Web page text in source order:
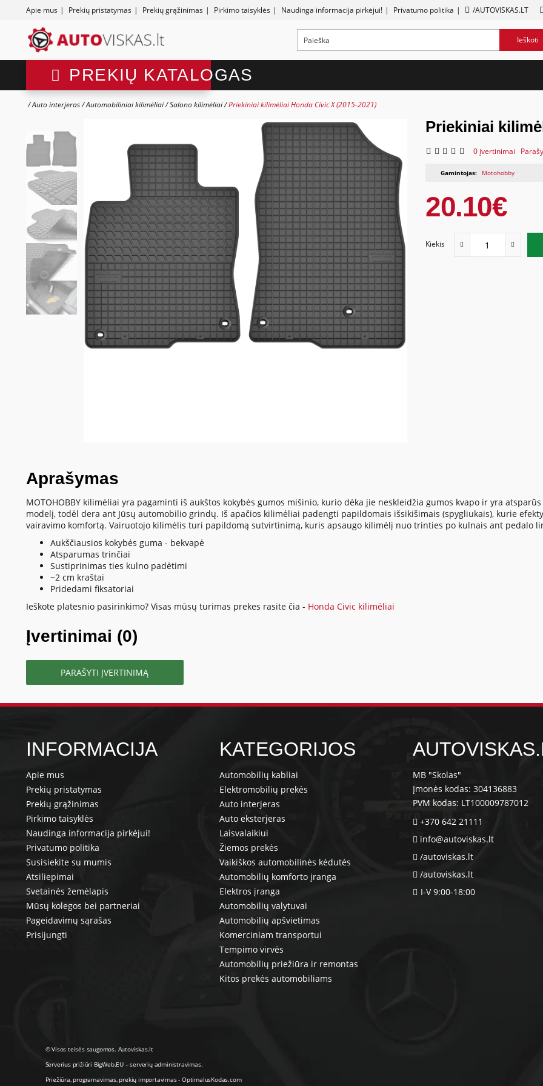
Apie mus | Prekių pristatymas | Prekių grąžinimas | Pirkimo taisyklės | Naudinga informacija pirkėjui! | Privatumo politika | /AUTOVISKAS.LT
Ieškoti
PREKIŲ KATALOGAS
Auto interjeras Automobiliniai kilimėliai Salono kilimėliai Priekiniai kilimėliai Honda Civic X (2015-2021)
Priekiniai
0 įvertinimai
Gamintojas: Motohobby
20.10€
Kiekis
Aprašymas
MOTOHOBBY kilimėliai yra pagaminti iš aukštos kokybės gumos mišinio, kurio dėka jie neskleidžia gumos kvapo ir yra
modelį, todėl dera ant Jūsų automobilio grindų. Iš apačios kilimėliai padengti papildomais išsikišimais (spygliukais), kurie
vairavimo komfortą. Vairuotojo kilimėlis turi papildomą sutvirtinimą, kuris apsaugo kilimėlį nuo trinties po kulnais ant pedalo
Aukščiausios kokybės guma - bekvapė
Atsparumas trinčiai
Sustiprinimas ties kulno padėtimi
~2 cm kraštai
Pridedami fiksatoriai
Ieškote platesnio pasirinkimo? Visas mūsų turimas prekes rasite čia - Honda Civic kilimėliai
Įvertinimai (0)
PARAŠYTI ĮVERTINIMĄ
INFORMACIJA
Apie mus
Prekių pristatymas
Prekių grąžinimas
Pirkimo taisyklės
Naudinga informacija pirkėjui!
Privatumo politika
Susisiekite su mumis
Atsiliepimai
Svetainės žemėlapis
Mūsų kolegos bei partneriai
Pageidavimų sąrašas
Prisijungti
KATEGORIJOS
Automobilių kabliai
Elektromobilių prekės
Auto interjeras
Auto eksterjeras
Laisvalaikiui
Žiemos prekės
Vaikiškos automobilinės kėdutės
Automobilių komforto įranga
Elektros įranga
Automobilių valytuvai
Automobilių apšvietimas
Komerciniam transportui
Tempimo virvės
Automobilių priežiūra ir remontas
Kitos prekės automobiliams
MB "Skolas"
Įmonės kodas: 304136883
PVM kodas: LT100009787012
+370 642 21111
info@autoviskas.lt
/autoviskas.lt
/autoviskas.lt
I-V 9:00-18:00
© Visos teisės saugomos. Autoviskas.lt
Serverius prižiūri BigWeb.EU–serverių administravimas.
Priežiūra, programavimas,prekių importavimas- OptimalusKodas.com